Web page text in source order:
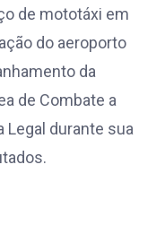
de mototáxi em
do aeroporto
da
de Combate a
Legal durante sua